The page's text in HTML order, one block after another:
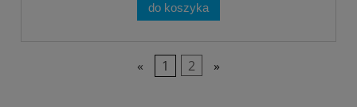
do koszyka
« 1 2 »